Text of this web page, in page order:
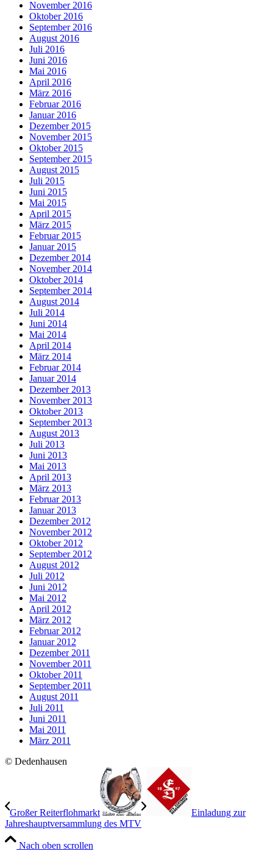
November 2016
Oktober 2016
September 2016
August 2016
Juli 2016
Juni 2016
Mai 2016
April 2016
März 2016
Februar 2016
Januar 2016
Dezember 2015
November 2015
Oktober 2015
September 2015
August 2015
Juli 2015
Juni 2015
Mai 2015
April 2015
März 2015
Februar 2015
Januar 2015
Dezember 2014
November 2014
Oktober 2014
September 2014
August 2014
Juli 2014
Juni 2014
Mai 2014
April 2014
März 2014
Februar 2014
Januar 2014
Dezember 2013
November 2013
Oktober 2013
September 2013
August 2013
Juli 2013
Juni 2013
Mai 2013
April 2013
März 2013
Februar 2013
Januar 2013
Dezember 2012
November 2012
Oktober 2012
September 2012
August 2012
Juli 2012
Juni 2012
Mai 2012
April 2012
März 2012
Februar 2012
Januar 2012
Dezember 2011
November 2011
Oktober 2011
September 2011
August 2011
Juli 2011
Juni 2011
Mai 2011
März 2011
© Dedenhausen
Großer Reiterflohmarkt
Einladung zur
Jahreshauptversammlung des MTV
Nach oben scrollen